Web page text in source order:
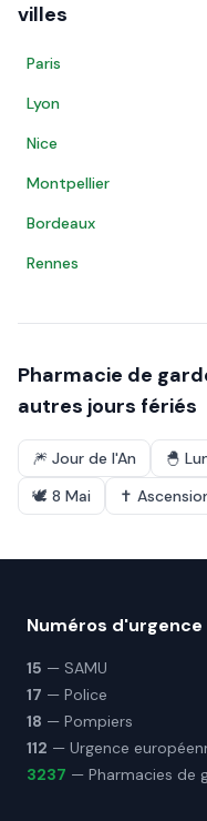
villes
Paris
Lyon
Nice
Montpellier
Bordeaux
Rennes
Pharmacie de
autres jours fériés
🎆 Jour de l'An 🐣
🕊️ 8 Mai ✝️
Numéros d'urgence
15 — SAMU
17 — Police
18 — Pompiers
112 — Urgence
3237 — Pharmacies de